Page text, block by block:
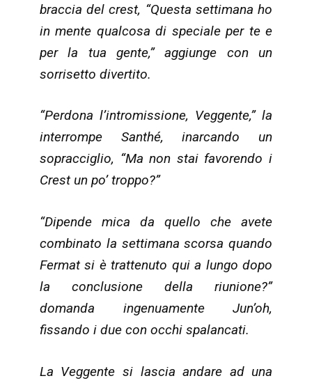
braccia del crest, “Questa settimana ho
in mente qualcosa di speciale per te e
per la tua gente,” aggiunge con un
sorrisetto divertito.
“Perdona l’intromissione, Veggente,” la
interrompe Santhé, inarcando un
sopracciglio, “Ma non stai favorendo i
Crest un po’ troppo?”
“Dipende mica da quello che avete
combinato la settimana scorsa quando
Fermat si è trattenuto qui a lungo dopo
la conclusione della riunione?”
domanda ingenuamente Jun’oh,
fissando i due con occhi spalancati.
La Veggente si lascia andare ad una